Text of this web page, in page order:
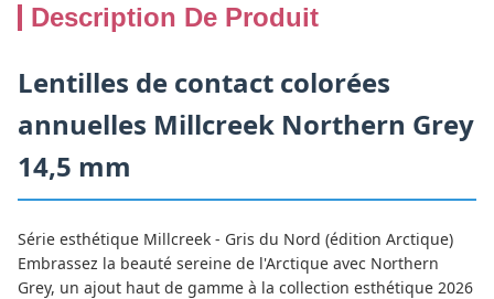
Description De Produit
Lentilles de contact colorées
annuelles Millcreek Northern Grey
14,5 mm
Série esthétique Millcreek - Gris du Nord (édition Arctique)
Embrassez la beauté sereine de l'Arctique avec Northern
Grey, un ajout haut de gamme à la collection esthétique 2026